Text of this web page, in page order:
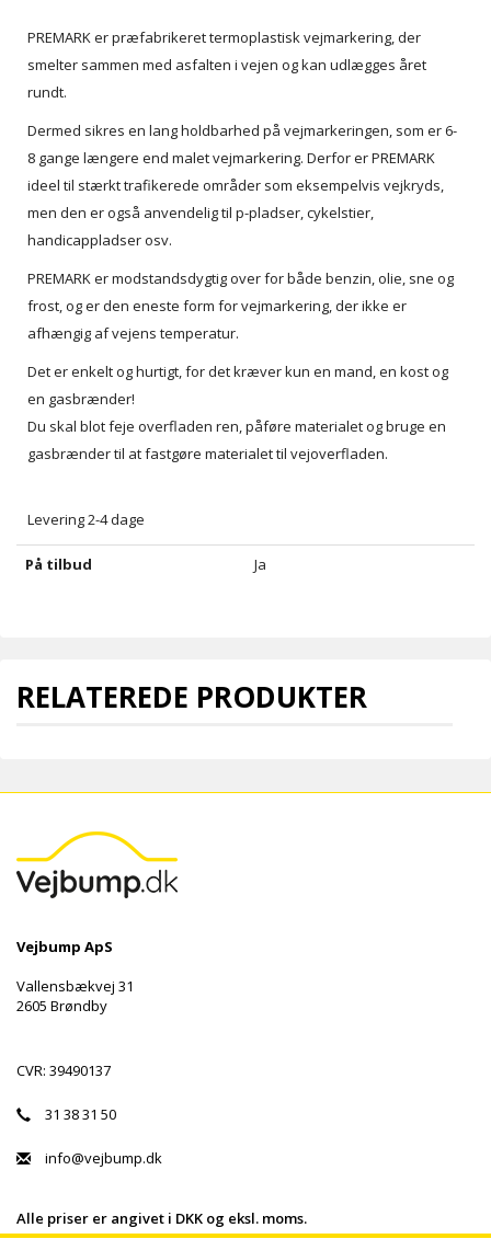
PREMARK er præfabrikeret termoplastisk vejmarkering, der
smelter sammen med asfalten i vejen og kan udlægges året
rundt.
Dermed sikres en lang holdbarhed på vejmarkeringen, som er 6-
8 gange længere end malet vejmarkering. Derfor er PREMARK
ideel til stærkt trafikerede områder som eksempelvis vejkryds,
men den er også anvendelig til p-pladser, cykelstier,
handicappladser osv.
PREMARK er modstandsdygtig over for både benzin, olie, sne og
frost, og er den eneste form for vejmarkering, der ikke er
afhængig af vejens temperatur.
Det er enkelt og hurtigt, for det kræver kun en mand, en kost og
en gasbrænder!
Du skal blot feje overfladen ren, påføre materialet og bruge en
gasbrænder til at fastgøre materialet til vejoverfladen.
Levering 2-4 dage
På tilbud Ja
RELATEREDE PRODUKTER
Vejbump ApS
Vallensbækvej 31
2605 Brøndby
CVR: 39490137
31 38 31 50
info@vejbump.dk
Alle priser er angivet i DKK og eksl. moms.